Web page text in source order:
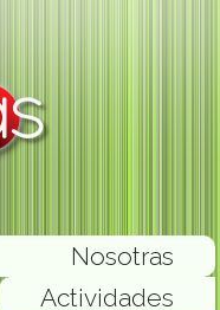
Nosotras
Actividades